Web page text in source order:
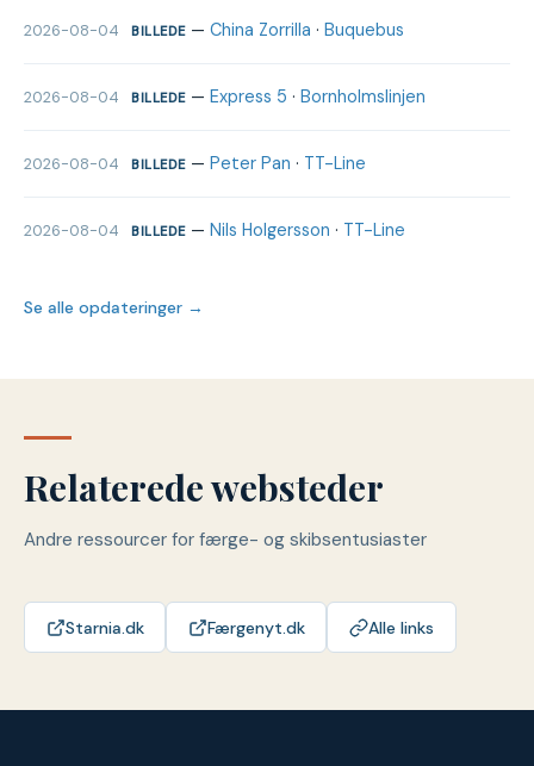
2026-08-04 BILLEDE— China Zorrilla · Buquebus
2026-08-04 BILLEDE— Express 5 · Bornholmslinjen
2026-08-04 BILLEDE— Peter Pan · TT-Line
2026-08-04 BILLEDE— Nils Holgersson · TT-Line
Se alle opdateringer →
Relaterede websteder
Andre ressourcer for færge- og skibsentusiaster
Starnia.dk Færgenyt.dk Alle links